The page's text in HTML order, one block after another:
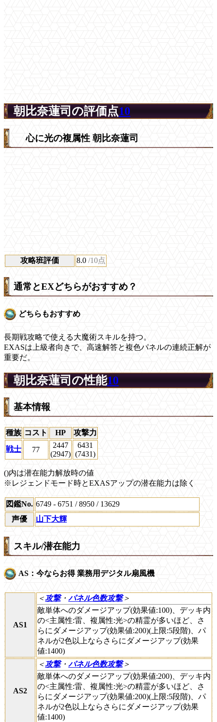
朝比奈蓮司の評価点10
心に光の複属性 朝比奈蓮司
攻略班評価 8.0 /10点
通常とEXどちらがおすすめ？
どちらもおすすめ
長期戦攻略で使える大魔術スキルを持つ。
EXASは上級者向きで、高速解答と複色パネルの連続正解が
重要だ。
朝比奈蓮司の性能10
基本情報
種族 コスト HP
攻撃力
戦士
77
2447
(2947)
6431
(7431)
()内は潜在能力解放時の値
※レジェンドモード時とEXASアップの潜在能力は除く
図鑑No. 6749 - 6751 / 8950 / 13629
声優
山下大輝
スキル/潜在能力
AS：今ならお得 業務用デジタル扇風機
AS1
＜攻撃・ パネル色数攻撃＞
敵単体へのダメージアップ(効果値:100)、デッキ内
の<主属性:雷、複属性:光>の精霊が多いほど、さ
らにダメージアップ(効果値:200)(上限:5段階)、パ
ネルが2色以上ならさらにダメージアップ(効果
値:1400)
AS2
＜攻撃・ パネル色数攻撃＞
敵単体へのダメージアップ(効果値:200)、デッキ内
の<主属性:雷、複属性:光>の精霊が多いほど、さ
らにダメージアップ(効果値:200)(上限:5段階)、パ
ネルが2色以上ならさらにダメージアップ(効果
値:1400)